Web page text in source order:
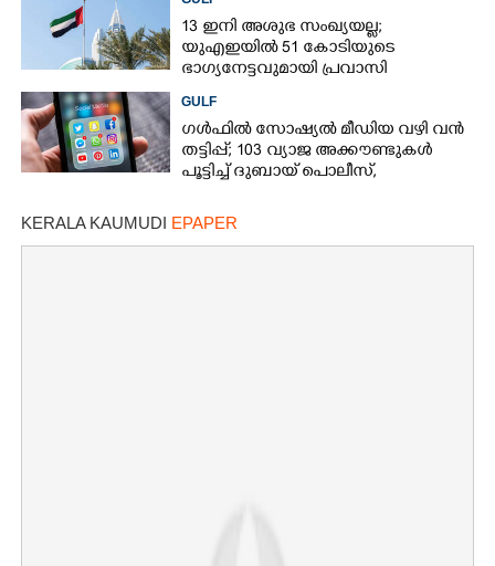
13 ഇനി അശുഭ സംഖ്യയല്ല;
യുഎഇയിൽ 51 കോടിയുടെ
ഭാഗ്യനേട്ടവുമായി പ്രവാസി
GULF
ഗൾഫിൽ സോഷ്യൽ മീഡിയ വഴി വൻ
തട്ടിപ്പ്; 103 വ്യാജ അക്കൗണ്ടുകൾ
പൂട്ടിച്ച് ദുബായ് പൊലീസ്,
KERALA KAUMUDI EPAPER